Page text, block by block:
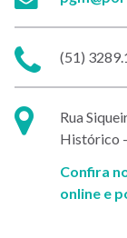
Telefone:
(51)
Endereço:
Rua
Histórico
Confira
online e